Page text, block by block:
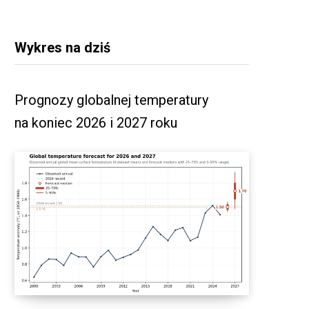
Wykres na dziś
Prognozy globalnej temperatury
na koniec 2026 i 2027 roku